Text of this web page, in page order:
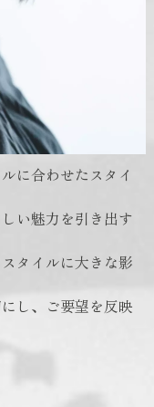
に合わせたスタイ
い魅力を引き出す
タイルに大きな影
し、ご要望を反映